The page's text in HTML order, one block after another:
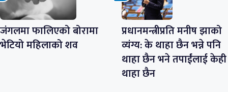
जंगलमा फालिएको बोरामा
भेटियो महिलाको शव
प्रधानमन्त्रीप्रति मनीष झाको
व्यंग्य: के थाहा छैन भन्ने पनि
थाहा छैन भने तपाईंलाई केही
थाहा छैन